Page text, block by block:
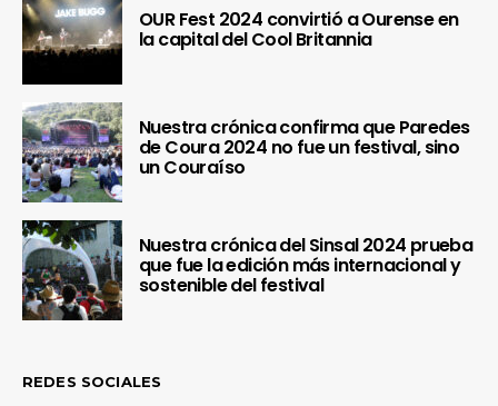
OUR Fest 2024 convirtió a Ourense en
la capital del Cool Britannia
Nuestra crónica confirma que Paredes
de Coura 2024 no fue un festival, sino
un Couraíso
Nuestra crónica del Sinsal 2024 prueba
que fue la edición más internacional y
sostenible del festival
REDES SOCIALES